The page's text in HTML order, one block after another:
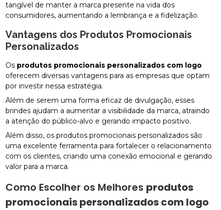
tangível de manter a marca presente na vida dos
consumidores, aumentando a lembrança e a fidelização.
Vantagens dos Produtos Promocionais
Personalizados
Os produtos promocionais personalizados com logo
oferecem diversas vantagens para as empresas que optam
por investir nessa estratégia.
Além de serem uma forma eficaz de divulgação, esses
brindes ajudam a aumentar a visibilidade da marca, atraindo
a atenção do público-alvo e gerando impacto positivo.
Além disso, os produtos promocionais personalizados são
uma excelente ferramenta para fortalecer o relacionamento
com os clientes, criando uma conexão emocional e gerando
valor para a marca.
Como Escolher os Melhores produtos
promocionais personalizados com logo